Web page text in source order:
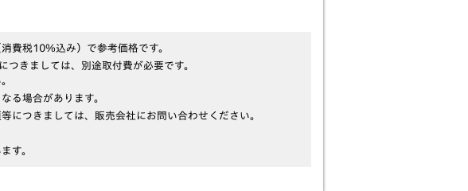
費税10％込み）で参考価格です。
つきましては、別途取付費が必要です。
る場合があります。
につきましては、販売会社にお問い合わせください。
す。